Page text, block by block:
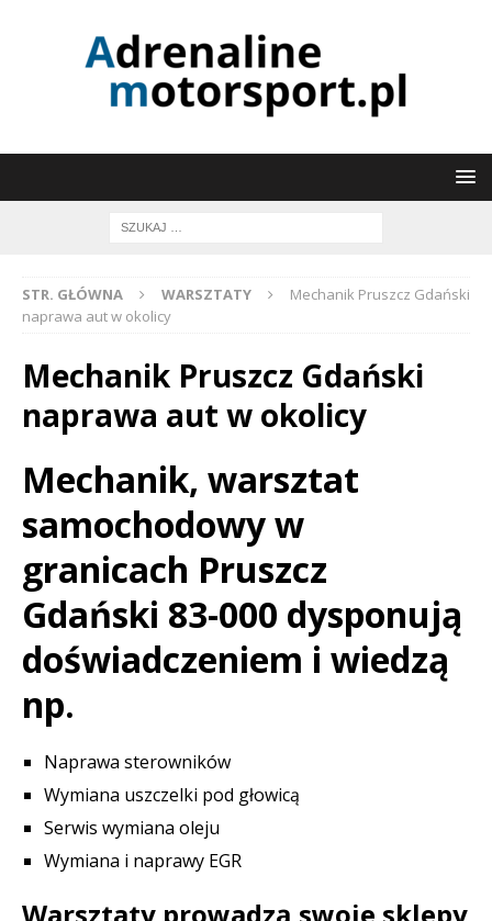
STR. GŁÓWNA WARSZTATY
Mechanik Pruszcz Gdański
naprawa aut w okolicy
Mechanik Pruszcz Gdański
naprawa aut w okolicy
Mechanik, warsztat
samochodowy w
granicach Pruszcz
Gdański 83-000 dysponują
doświadczeniem i wiedzą
np.
Naprawa sterowników
Wymiana uszczelki pod głowicą
Serwis wymiana oleju
Wymiana i naprawy EGR